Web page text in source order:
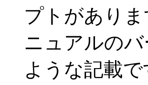
プトがあり
ニュアルの
ような記載で